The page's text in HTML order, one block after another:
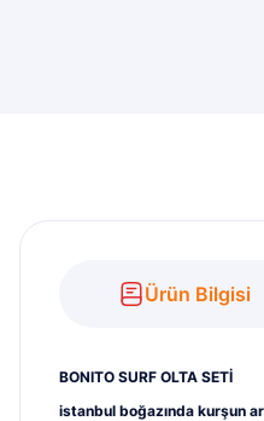
Ürün Bilgisi
BONITO SURF OLTA SETİ
istanbul boğazında kurşun